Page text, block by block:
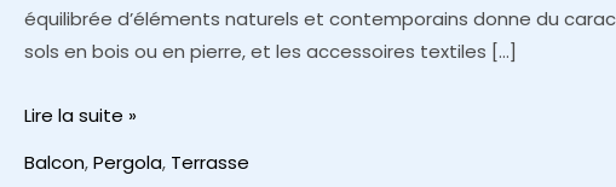
équilibrée d’éléments naturels et contemporains donne du
sols en bois ou en pierre, et les accessoires textiles […]
Aménager
extérieur
Lire la suite »
Balcon,Pergola, Terrasse